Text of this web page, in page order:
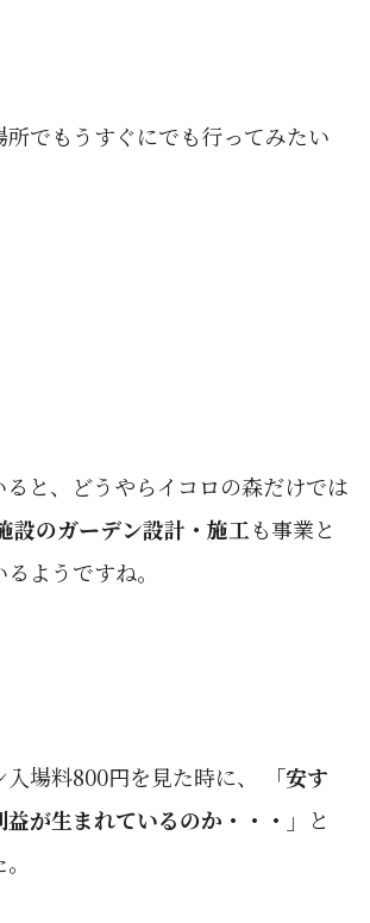
所でもうすぐにでも行ってみたい
と、どうやらイコロの森だけでは
設のガーデン設計・施工 も事業と
ようですね。
場料800円を見た時に、
「安す
が生まれているのか・・・」
と